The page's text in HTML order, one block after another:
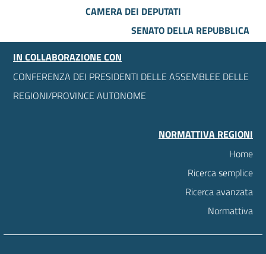
CAMERA DEI DEPUTATI
SENATO DELLA REPUBBLICA
IN COLLABORAZIONE CON
CONFERENZA DEI PRESIDENTI DELLE ASSEMBLEE DELLE
REGIONI/PROVINCE AUTONOME
NORMATTIVA REGIONI
Home
Ricerca semplice
Ricerca avanzata
Normattiva